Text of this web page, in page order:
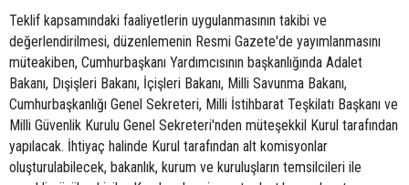
Teklif kapsamındaki faaliyetlerin uygulanmasının takibi ve
değerlendirilmesi, düzenlemenin Resmi Gazete'de yayımlanmasını
müteakiben, Cumhurbaşkanı Yardımcısının başkanlığında Adalet
Bakanı, Dışişleri Bakanı, İçişleri Bakanı, Milli Savunma Bakanı,
Cumhurbaşkanlığı Genel Sekreteri, Milli İstihbarat Teşkilatı Başkanı ve
Milli Güvenlik Kurulu Genel Sekreteri'nden müteşekkil Kurul tarafından
yapılacak. İhtiyaç halinde Kurul tarafından alt komisyonlar
oluşturulabilecek, bakanlık, kurum ve kuruluşların temsilcileri ile